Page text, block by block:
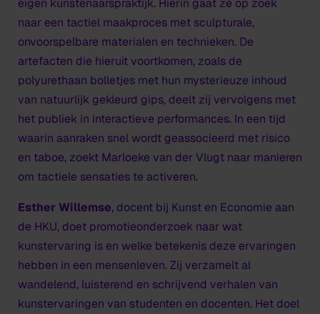
naar een tactiel maakproces met sculpturale,
onvoorspelbare materialen en technieken. De
artefacten die hieruit voortkomen, zoals de
polyurethaan bolletjes met hun mysterieuze inhoud
van natuurlijk gekleurd gips, deelt zij vervolgens met
het publiek in interactieve performances. In een tijd
waarin aanraken snel wordt geassocieerd met risico
en taboe, zoekt Marloeke van der Vlugt naar manieren
om tactiele sensaties te activeren.
Esther Willemse, docent bij Kunst en Economie aan
de HKU, doet promotieonderzoek naar wat
kunstervaring is en welke betekenis deze ervaringen
hebben in een mensenleven. Zij verzamelt al
wandelend, luisterend en schrijvend verhalen van
kunstervaringen van studenten en docenten. Het doel